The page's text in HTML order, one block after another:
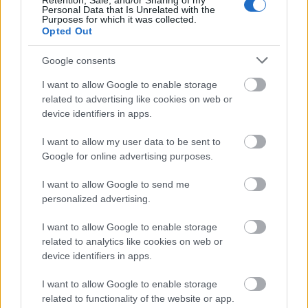
Personal Data that Is Unrelated with the
Purposes for which it was collected.
Opted Out
Google consents
I want to allow Google to enable storage
related to advertising like cookies on web or
device identifiers in apps.
I want to allow my user data to be sent to
Google for online advertising purposes.
I want to allow Google to send me
personalized advertising.
I want to allow Google to enable storage
related to analytics like cookies on web or
device identifiers in apps.
I want to allow Google to enable storage
related to functionality of the website or app.